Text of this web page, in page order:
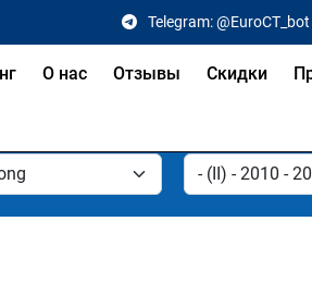
Telegram: @EuroCT_bot
О нас Отзывы Скидки